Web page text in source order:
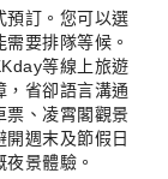
預訂。您可以選
要排隊等候。
等線上旅遊
，省卻語言溝通
票、凌霄閣觀景
週末及節假日
景體驗。